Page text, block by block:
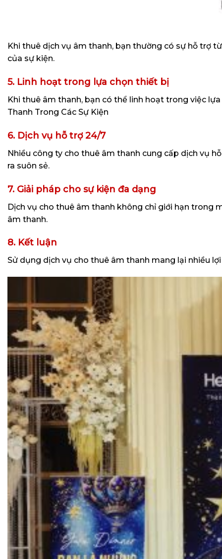
Khi thuê dịch vụ âm thanh, bạn thường có sự hỗ trợ
của sự kiện.
5. Linh hoạt trong lựa chọn thiết bị
Khi thuê âm thanh, bạn có thể linh hoạt trong việc
Thanh Trong Các Sự Kiện
6. Dịch vụ hỗ trợ 24/7
Nhiều công ty cho thuê âm thanh cung cấp dịch vụ
ra suôn sẻ.
7. Giải pháp cho sự kiện đa dạng
Dịch vụ cho thuê âm thanh không chỉ giới hạn trong
âm thanh.
8. Kết luận
Sử dụng dịch vụ cho thuê âm thanh mang lại nhiều